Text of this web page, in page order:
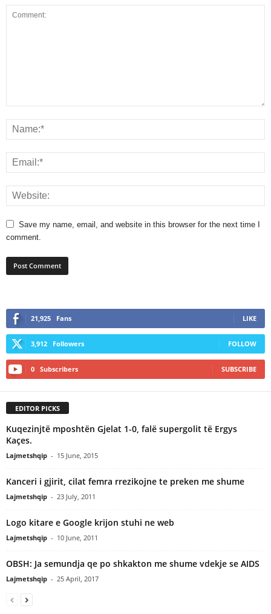
Save my name, email, and website in this browser for the next time I
comment.
21,925 Fans LIKE
3,912 Followers FOLLOW
0 Subscribers SUBSCRIBE
EDITOR PICKS
Kuqezinjtë mposhtën Gjelat 1-0, falë supergolit të Ergys
Kaçes.
Lajmetshqip - 15 June, 2015
Kanceri i gjirit, cilat femra rrezikojne te preken me shume
Lajmetshqip - 23 July, 2011
Logo kitare e Google krijon stuhi ne web
Lajmetshqip - 10 June, 2011
OBSH: Ja semundja qe po shkakton me shume vdekje se AIDS
Lajmetshqip - 25 April, 2017